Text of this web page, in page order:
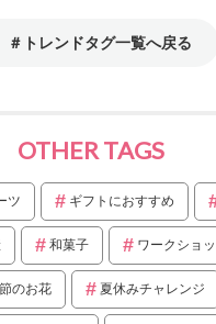
＃トレンドタグ一覧へ戻る
OTHER TAGS
ツ ギフトにおすすめ
和菓子 ワークショ
のお花 夏休みチャレンジ